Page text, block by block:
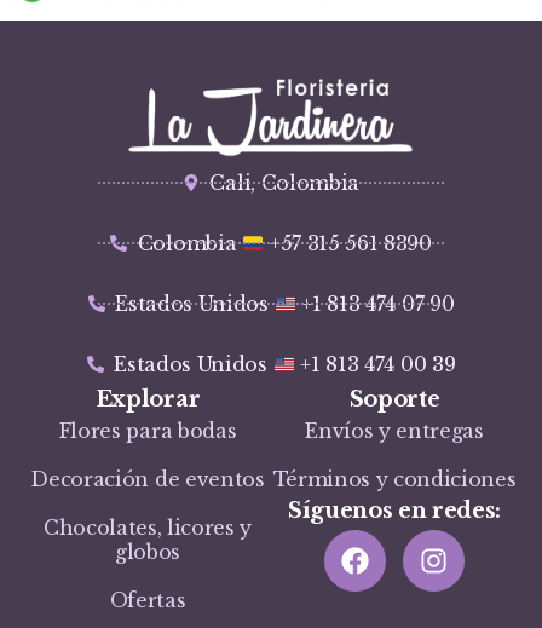
Cali, Colombia
Colombia +57 315 561 8390
Estados Unidos +1 813 474 07 90
Estados Unidos +1 813 474 00 39
Explorar
Flores para bodas
Decoración de eventos
Chocolates, licores y
globos
Ofertas
Soporte
Envíos y entregas
Términos y condiciones
Síguenos en redes: